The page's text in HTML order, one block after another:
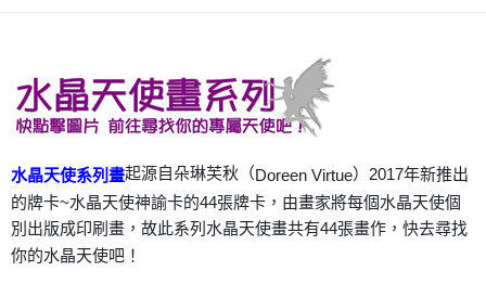
7-11取貨付款
每筆NT$80，滿NT$3,000(含以上)免運費
每筆NT$80，滿NT$3,000(含以上)免運費
郵局幫你送（離島）
每筆NT$80，滿NT$3,000(含以上)免運費
水晶天使系列畫起源自朵琳芙秋（Doreen Virtue）2017年新推出
的牌卡~水晶天使神諭卡的44張牌卡，由畫家將每個水晶天使個
別出版成印刷畫，故此系列水晶天使畫共有44張畫作，快去尋找
你的水晶天使吧！